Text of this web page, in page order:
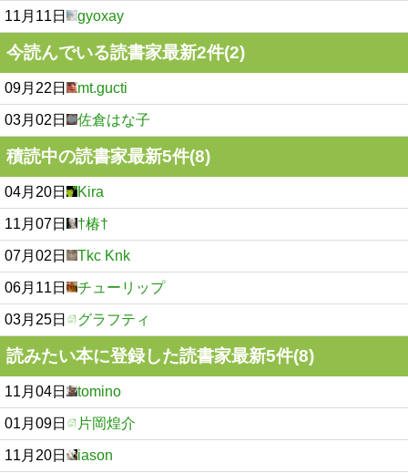
11月11日 gyoxay
今読んでいる読書家最新2件(2)
09月22日 mt.gucti
03月02日 佐倉はな子
積読中の読書家最新5件(8)
04月20日 Kira
11月07日 †椿†
07月02日 Tkc Knk
06月11日 チューリップ
03月25日 グラフティ
読みたい本に登録した読書家最新5件(8)
11月04日 tomino
01月09日 片岡煌介
11月20日 iason